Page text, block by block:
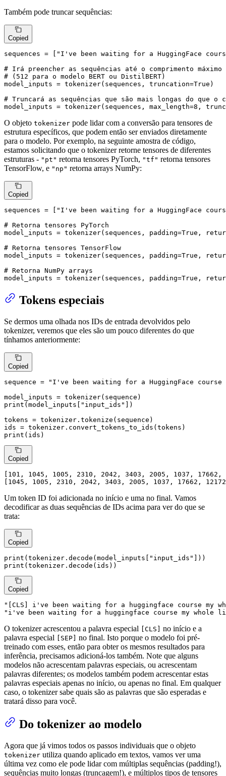
Também pode truncar sequências:
Copied
sequences = [
"I've been waiting for a HuggingFace
# Irá preencher as sequências até o comprimento máximo
# (512 para o modelo BERT ou DistilBERT)
model_inputs = tokenizer(sequences, truncation=True )
# Truncará as sequências que são mais longas do que o
model_inputs = tokenizer(sequences, max_length=8 ,
O objeto tokenizer pode lidar com a conversão para tensores de
estrutura específicos, que podem então ser enviados diretamente
para o modelo. Por exemplo, na seguinte amostra de código,
estamos solicitando que o tokenizer retorne tensores de diferentes
estruturas - "pt" retorna tensores PyTorch, "tf" retorna tensores
TensorFlow, e "np" retorna arrays NumPy:
Copied
sequences = [
"I've been waiting for a HuggingFace
# Retorna tensores PyTorch
model_inputs = tokenizer(sequences, padding=True ,
# Retorna tensores TensorFlow
model_inputs = tokenizer(sequences, padding=True ,
# Retorna NumPy arrays
model_inputs = tokenizer(sequences, padding=True ,
Tokens especiais
Se dermos uma olhada nos IDs de entrada devolvidos pelo
tokenizer, veremos que eles são um pouco diferentes do que
tínhamos anteriormente:
Copied
sequence =
"I've been waiting for a HuggingFace
print (model_inputs[ "input_ids" ])
tokens = tokenizer.tokenize(sequence)
print (ids)
Copied
101 , 1045 , 1005 , 2310 , 2042 , 3403 , 2005 , 1037 , 17662 ,
1045 , 1005 , 2310 , 2042 , 3403 , 2005 , 1037 , 17662 , 12172
Um token ID foi adicionada no início e uma no final. Vamos
decodificar as duas sequências de IDs acima para ver do que se
trata:
Copied
print (tokenizer.decode(model_inputs[ "input_ids"
print (tokenizer.decode(ids))
Copied
"[CLS] i've been waiting for a huggingface course my
"i've been waiting for a huggingface course my whole
O tokenizer acrescentou a palavra especial [CLS]
no início e a
palavra especial
[SEP]
no final. Isto porque o modelo foi pré-
treinado com esses, então para obter os mesmos resultados para
inferência, precisamos adicioná-los também. Note que alguns
modelos não acrescentam palavras especiais, ou acrescentam
palavras diferentes; os modelos também podem acrescentar estas
palavras especiais apenas no início, ou apenas no final. Em qualquer
caso, o tokenizer sabe quais são as palavras que são esperadas e
tratará disso para você.
Do tokenizer ao modelo
Agora que já vimos todos os passos individuais que o objeto
tokenizer utiliza quando aplicado em textos, vamos ver uma
última vez como ele pode lidar com múltiplas sequências (padding!),
sequências muito longas (truncagem!), e múltiplos tipos de tensores